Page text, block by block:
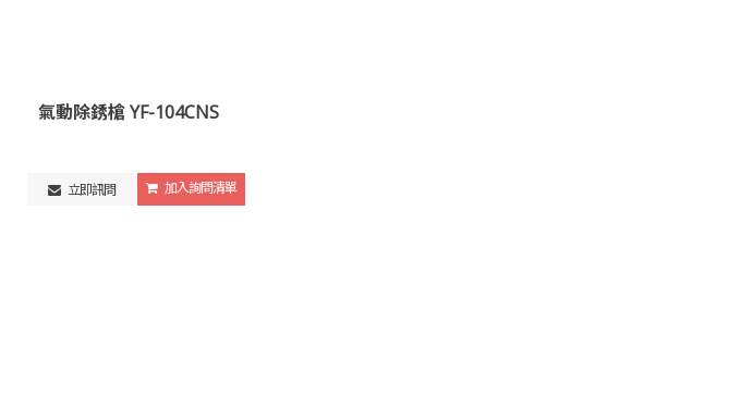
氣動除銹槍 YF-104CNS
立即訊問 加入詢問清單